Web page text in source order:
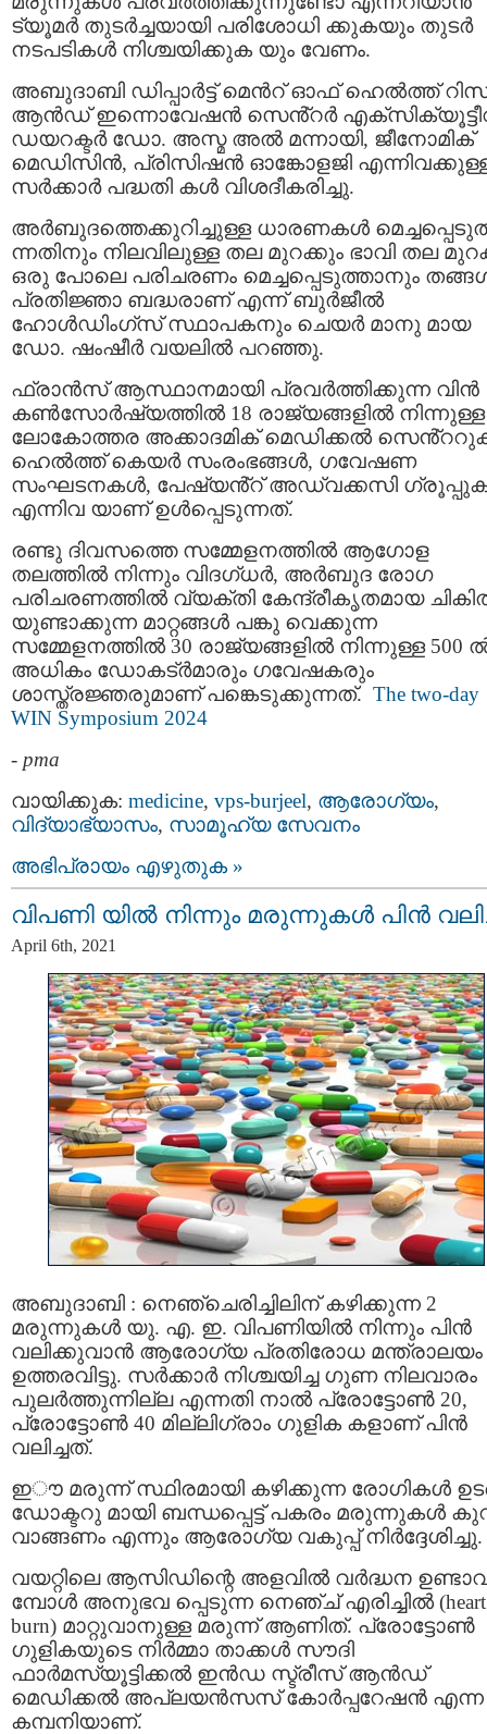
ട്യൂമർ തുടർച്ചയായി പരിശോധി ക്കുകയും തുടർ
നടപടികൾ നിശ്ചയിക്കുക യും വേണം.
അബുദാബി ഡിപ്പാർട്ട് മെൻറ് ഓഫ് ഹെൽത്ത്
ആൻഡ് ഇന്നൊവേഷൻ സെൻ്റർ
ഡയറക്ടർ ഡോ. അസ്മ അൽ മന്നായി, ജീനോമിക്
മെഡിസിൻ, പ്രിസിഷൻ ഓങ്കോളജി
സർക്കാർ പദ്ധതി കൾ വിശദീകരിച്ചു.
അർബുദത്തെക്കുറിച്ചുള്ള ധാരണകൾ
ന്നതിനും നിലവിലുള്ള തല മുറക്കും ഭാവി തല
ഒരു പോലെ പരിചരണം മെച്ചപ്പെടുത്താനും
പ്രതിജ്ഞാ ബദ്ധരാണ് എന്ന് ബുർജീൽ
ഹോൾഡിംഗ്‌സ്‌ സ്ഥാപകനും ചെയർ മാനു മായ
ഡോ. ഷംഷീർ വയലിൽ പറഞ്ഞു.
ഫ്രാൻസ് ആസ്ഥാനമായി പ്രവർത്തിക്കുന്ന വിൻ
കൺസോർഷ്യത്തിൽ 18 രാജ്യങ്ങളിൽ നിന്നുള്ള
ലോകോത്തര അക്കാദമിക് മെഡിക്കൽ
ഹെൽത്ത് കെയർ സംരംഭങ്ങൾ, ഗവേഷണ
സംഘടനകൾ, പേഷ്യൻ്റ് അഡ്വക്കസി
എന്നിവ യാണ് ഉൾപ്പെടുന്നത്.
രണ്ടു ദിവസത്തെ സമ്മേളനത്തിൽ ആഗോള
തലത്തിൽ നിന്നും വിദഗ്ധർ, അർബുദ രോഗ
പരിചരണത്തിൽ വ്യക്തി കേന്ദ്രീകൃതമായ
യുണ്ടാക്കുന്ന മാറ്റങ്ങൾ പങ്കു വെക്കുന്ന
സമ്മേളനത്തിൽ 30 രാജ്യങ്ങളിൽ നിന്നുള്ള 500
അധികം ഡോകട്ർമാരും ഗവേഷകരും
ശാസ്ത്രജ്ഞരുമാണ് പങ്കെടുക്കുന്നത്. The two-day
WIN Symposium 2024
- pma
വായിക്കുക: medicine, vps-burjeel, ആരോഗ്യം,
വിദ്യാഭ്യാസം, സാമൂഹ്യ സേവനം
അഭിപ്രായം എഴുതുക »
വിപണി യിൽ നിന്നും മരുന്നുകൾ പിൻ
April 6th, 2021
അബുദാബി : നെഞ്ചെരിച്ചിലിന് കഴിക്കുന്ന 2
മരുന്നുകള്‍ യു. എ. ഇ. വിപണിയില്‍ നിന്നും പിന്‍
വലിക്കുവാന്‍ ആരോഗ്യ പ്രതിരോധ മന്ത്രാലയം
ഉത്തരവിട്ടു. സര്‍ക്കാര്‍ നിശ്ചയിച്ച ഗുണ നിലവാരം
പുലർത്തുന്നില്ല എന്നതി നാല്‍ പ്രോട്ടോൺ 20,
പ്രോട്ടോൺ 40 മില്ലിഗ്രാം ഗുളിക കളാണ് പിന്‍
വലിച്ചത്.
ഇൗ മരുന്ന് സ്ഥിരമായി കഴിക്കുന്ന രോഗികൾ
ഡോക്ടറു മായി ബന്ധപ്പെട്ട് പകരം മരുന്നുകൾ
വാങ്ങണം എന്നും ആരോഗ്യ വകുപ്പ് നിര്‍ദ്ദേശിച്ചു.
വയറ്റിലെ ആസിഡിന്റെ അളവില്‍ വര്‍ദ്ധന
മ്പോള്‍ അനുഭവ പ്പെടുന്ന നെഞ്ച് എരിച്ചില്‍ (heart
burn) മാറ്റുവാനുള്ള മരുന്ന് ആണിത്. പ്രോട്ടോൺ
ഗുളികയുടെ നിർമ്മാ താക്കൾ സൗദി
ഫാർമസ്യൂട്ടിക്കൽ ഇൻഡ സ്ട്രീസ് ആൻഡ്
മെഡിക്കൽ അപ്ലയൻസസ് കോർപ്പറേഷന്‍ എന്ന
കമ്പനിയാണ്.